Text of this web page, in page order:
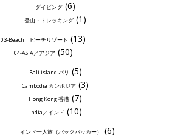
ダイビング (6)
登山・トレッキング (1)
03-Beach｜ビーチリゾート (13)
04-ASIA／アジア(50)
Bali island バリ (5)
Cambodia カンボジア (3)
Hong Kong 香港 (7)
India／インド (10)
インド一人旅（バックパッカー） (6)